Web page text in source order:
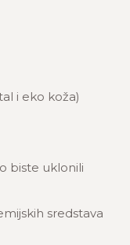
i eko koža)
biste uklonili
sredstava